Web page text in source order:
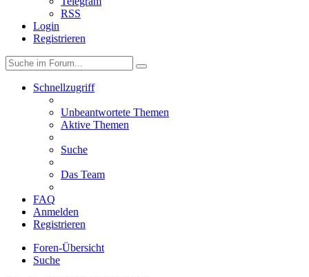
RSS
Login
Registrieren
Schnellzugriff
Unbeantwortete Themen
Aktive Themen
Suche
Das Team
FAQ
Anmelden
Registrieren
Foren-Übersicht
Suche